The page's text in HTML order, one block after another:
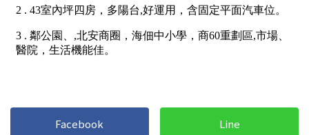
1樓 2樓
3樓
21樓以上
Facebook Line